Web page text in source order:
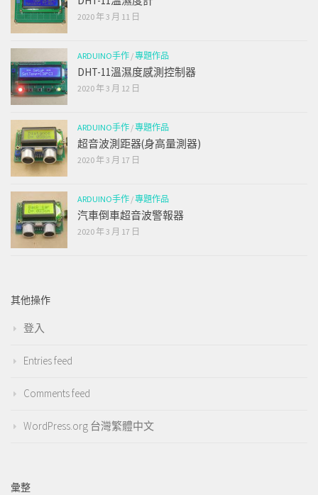
2020 年 3 月 11 日
ARDUINO手作 /專題作品
DHT-11溫濕度感測控制器
2020 年 3 月 12 日
ARDUINO手作 /專題作品
超音波測距器(身高量測器)
2020 年 3 月 17 日
ARDUINO手作 /專題作品
汽車倒車超音波警報器
2020 年 3 月 17 日
其他操作
登入
Entries feed
Comments feed
WordPress.org 台灣繁體中文
彙整